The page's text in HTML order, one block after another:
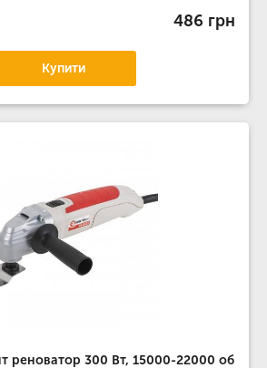
486 грн
Купити
реноватор 300 Вт, 15000-22000 об